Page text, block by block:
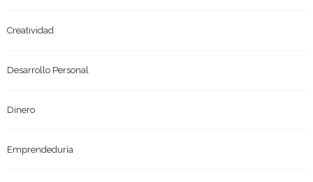
Creatividad
Desarrollo Personal
Dinero
Emprendeduría